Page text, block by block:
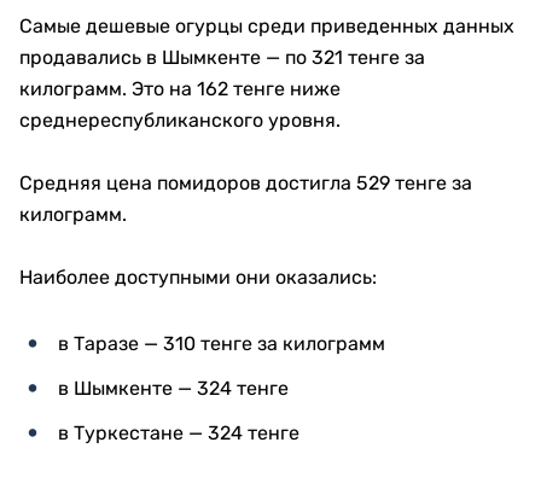
Самые дешевые огурцы среди приведенных данных
продавались в Шымкенте — по 321 тенге за
килограмм. Это на 162 тенге ниже
среднереспубликанского уровня.
Средняя цена помидоров достигла 529 тенге за
килограмм.
Наиболее доступными они оказались:
в Таразе — 310 тенге за килограмм
в Шымкенте — 324 тенге
в Туркестане — 324 тенге